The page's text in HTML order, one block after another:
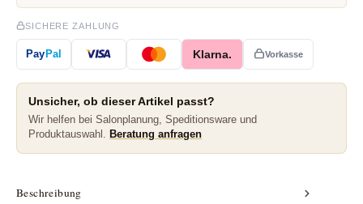
SICHERE ZAHLUNG
PayPal Klarna. Vorkasse
Unsicher, ob dieser Artikel passt?
Wir helfen bei Salonplanung, Speditionsware und
Produktauswahl.
Beratung anfragen
Beschreibung